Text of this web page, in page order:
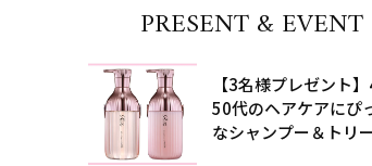
PRESENT & EVENT
【3名様プレゼント
50代のヘアケアにぴ
なシャンプー＆トリ